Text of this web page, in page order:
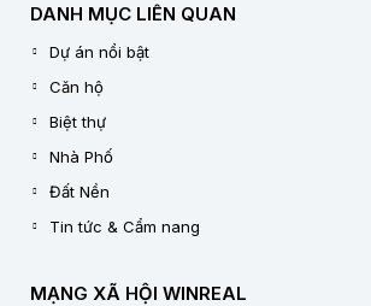
DANH MỤC LIÊN QUAN
Dự án nổi bật
Căn hộ
Biệt thự
Nhà Phố
Đất Nền
Tin tức & Cẩm nang
MẠNG XÃ HỘI WINREAL